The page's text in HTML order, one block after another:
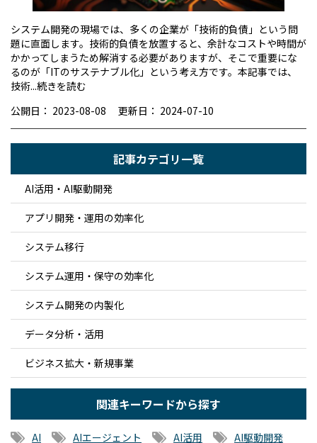
システム開発の現場では、多くの企業が「技術的負債」という問
題に直面します。技術的負債を放置すると、余計なコストや時間が
かかってしまうため解消する必要がありますが、そこで重要にな
るのが「ITのサステナブル化」という考え方です。本記事では、
技術...続きを読む
公開日： 2023-08-08 更新日： 2024-07-10
記事カテゴリ一覧
AI活用・AI駆動開発
アプリ開発・運用の効率化
システム移行
システム運用・保守の効率化
システム開発の内製化
データ分析・活用
ビジネス拡大・新規事業
関連キーワードから探す
AI AIエージェント AI活用
AI駆動開発